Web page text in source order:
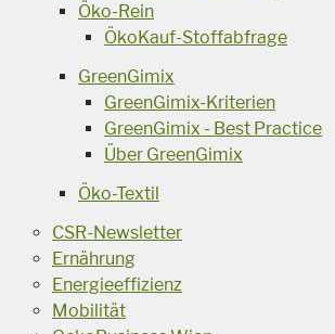
Öko-Rein
ÖkoKauf-Stoffabfrage
GreenGimix
GreenGimix-Kriterien
GreenGimix - Best Practice
Über GreenGimix
Öko-Textil
CSR-Newsletter
Ernährung
Energieeffizienz
Mobilität